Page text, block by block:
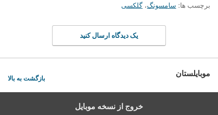
برچسب ها: سامسونگ، گلکسی
یک دیدگاه ارسال کنید
موبایلستان بازگشت به بالا
خروج از نسخه موبایل